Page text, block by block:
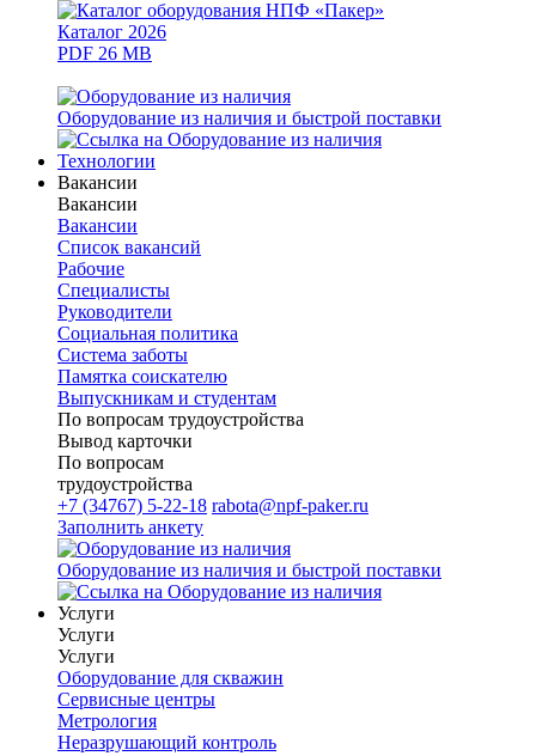
Каталог 2026
PDF 26 MB
Оборудование из наличия и быстрой поставки
Технологии
Вакансии
Вакансии
Вакансии
Список вакансий
Рабочие
Специалисты
Руководители
Cоциальная политика
Система заботы
Памятка соискателю
Выпускникам и студентам
По вопросам трудоустройства
Вывод карточки
По вопросам
трудоустройства
+7 (34767) 5-22-18 rabota@npf-paker.ru
Заполнить анкету
Оборудование из наличия и быстрой поставки
Услуги
Услуги
Услуги
Оборудование для скважин
Сервисные центры
Метрология
Неразрушающий контроль